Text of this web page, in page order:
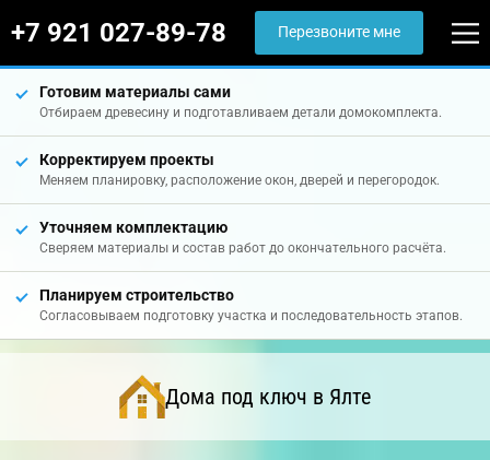
+7 921 027-89-78 Перезвоните мне
Готовим материалы сами
Отбираем древесину и подготавливаем детали домокомплекта.
Корректируем проекты
Меняем планировку, расположение окон, дверей и перегородок.
Уточняем комплектацию
Сверяем материалы и состав работ до окончательного расчёта.
Планируем строительство
Согласовываем подготовку участка и последовательность этапов.
Дома под ключ в Ялте